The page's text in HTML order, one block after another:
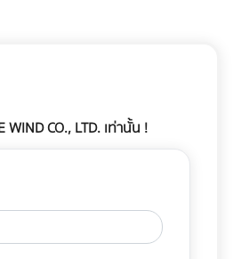
CO., LTD. เท่านั้น !